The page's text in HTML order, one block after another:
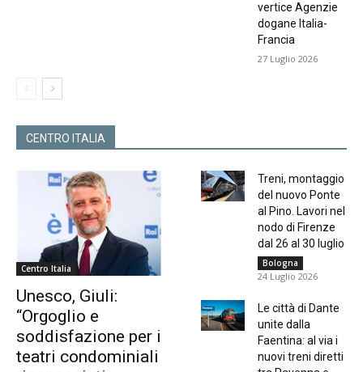
vertice Agenzie
dogane Italia-
Francia
27 Luglio 2026
CENTRO ITALIA
Centro Italia
Unesco, Giuli:
“Orgoglio e
soddisfazione per i
teatri condominiali
Treni, montaggio
del nuovo Ponte
al Pino. Lavori nel
nodo di Firenze
dal 26 al 30 luglio
Bologna
24 Luglio 2026
Le città di Dante
unite dalla
Faentina: al via i
nuovi treni diretti